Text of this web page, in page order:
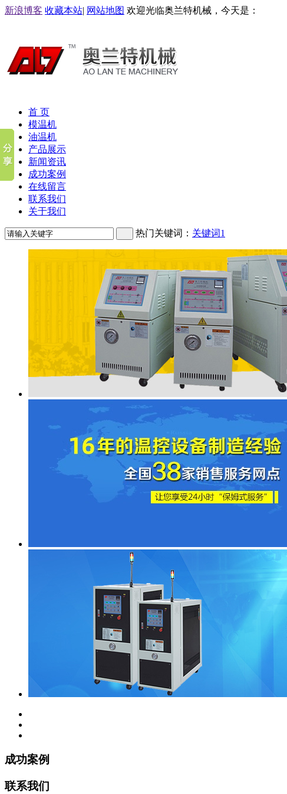
新浪博客 收藏本站| 网站地图 欢迎光临奥兰特机械，今天是：
首 页
模温机
油温机
产品展示
新闻资讯
成功案例
在线留言
联系我们
关于我们
热门关键词： 关键词1
成功案例
联系我们